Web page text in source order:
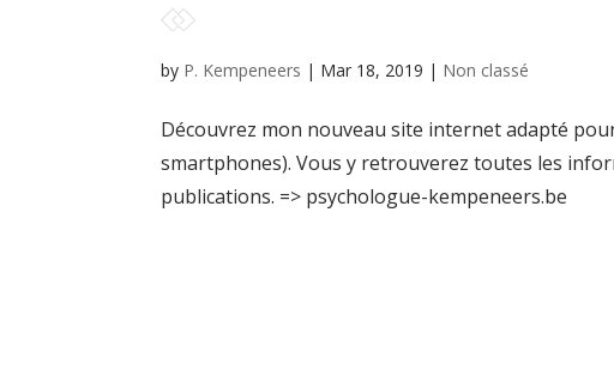
by P. Kempeneers | Mar 18, 2019 | Non classé
Découvrez mon nouveau site internet adapté
smartphones). Vous y retrouverez toutes les
publications. => psychologue-kempeneers.be